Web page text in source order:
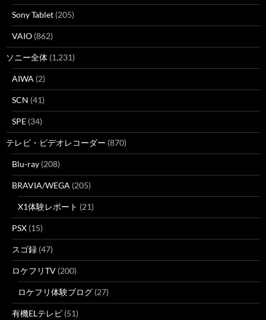
Sony Tablet (205)
VAIO (862)
ソニー全体 (1,231)
AIWA (2)
SCN (41)
SPE (34)
テレビ・ビデオレコーダー (870)
Blu-ray (208)
BRAVIA/WEGA (205)
X1体験レポート (21)
PSX (15)
スゴ録 (47)
ロケフリTV (200)
ロケフリ体験ブログ (27)
有機ELテレビ (51)